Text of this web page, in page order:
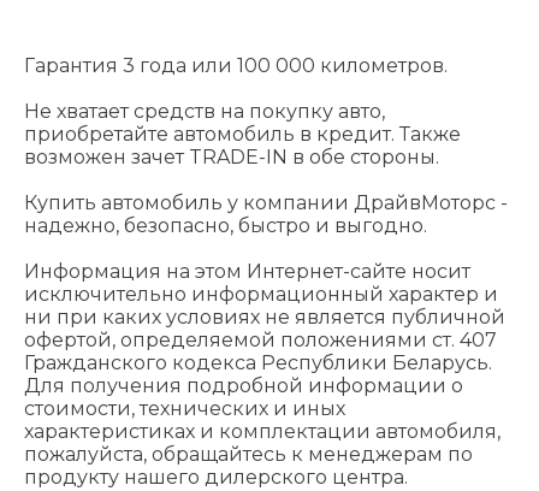
Гарантия 3 года или 100 000 километров.
Не хватает средств на покупку авто,
приобретайте автомобиль в кредит. Также
возможен зачет TRADE-IN в обе стороны.
Купить автомобиль у компании ДрайвМоторс -
надежно, безопасно, быстро и выгодно.
Информация на этом Интернет-сайте носит
исключительно информационный характер и
ни при каких условиях не является публичной
офертой, определяемой положениями cт. 407
Гражданского кодекса Республики Беларусь.
Для получения подробной информации о
стоимости, технических и иных
характеристиках и комплектации автомобиля,
пожалуйста, обращайтесь к менеджерам по
продукту нашего дилерского центра.